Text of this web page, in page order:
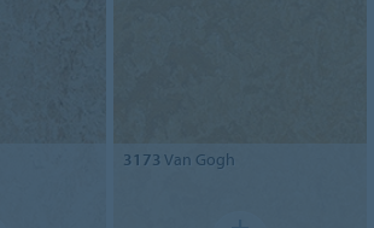
3173 Van Gogh